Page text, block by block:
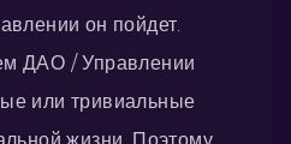
он пойдет.
ДАО / Управлении
или тривиальные